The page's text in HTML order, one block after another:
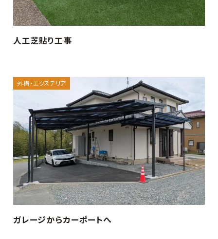
人工芝貼り工事
外構・エクステリア
ガレージからカーポートへ